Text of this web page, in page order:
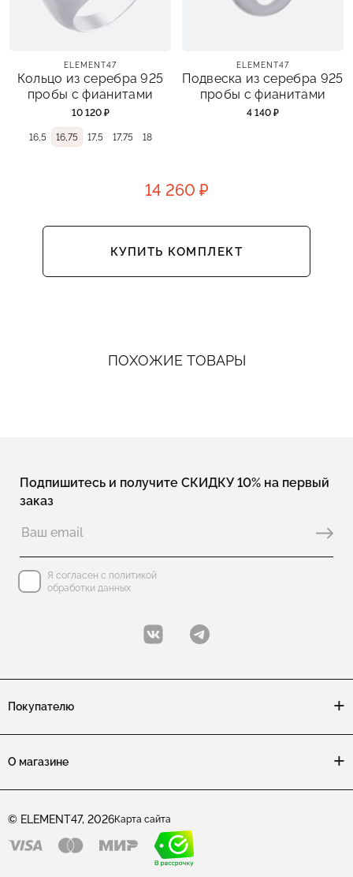
ELEMENT47
Кольцо из серебра 925
пробы с фианитами
10 120 ₽
16,5 16,75 17,5 17,75 18
ELEMENT47
Подвеска из серебра 925
пробы с фианитами
4 140 ₽
14 260 ₽
КУПИТЬ КОМПЛЕКТ
ПОХОЖИЕ ТОВАРЫ
Подпишитесь и получите СКИДКУ 10% на первый
заказ
Я согласен с политикой
обработки данных
Покупателю
О магазине
© ELEMENT47, 2026Карта сайта